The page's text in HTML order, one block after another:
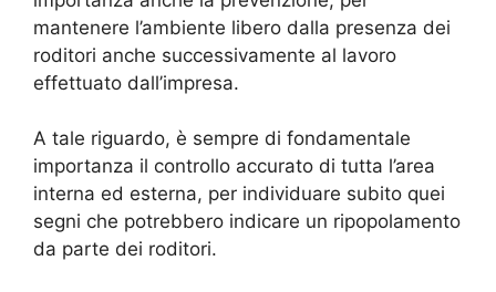
mantenere l’ambiente libero dalla presenza dei
roditori anche successivamente al lavoro
effettuato dall’impresa.
A tale riguardo, è sempre di fondamentale
importanza il controllo accurato di tutta l’area
interna ed esterna, per individuare subito quei
segni che potrebbero indicare un ripopolamento
da parte dei roditori.